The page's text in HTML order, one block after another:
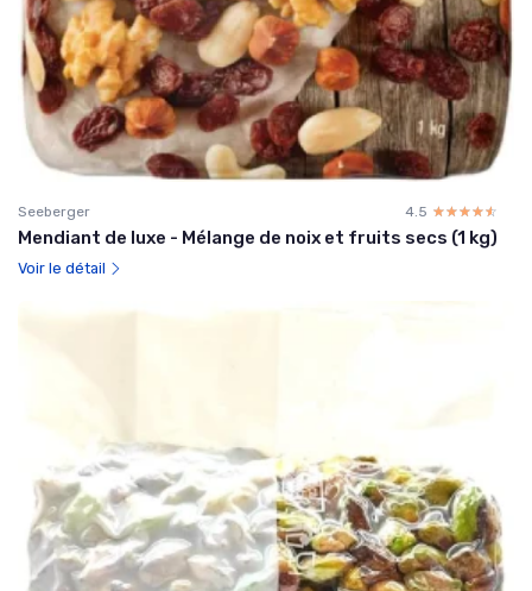
Seeberger 4.5 ☆☆☆☆☆
★★★★★
Mendiant de luxe - Mélange de noix et fruits secs (1 kg)
Voir le détail